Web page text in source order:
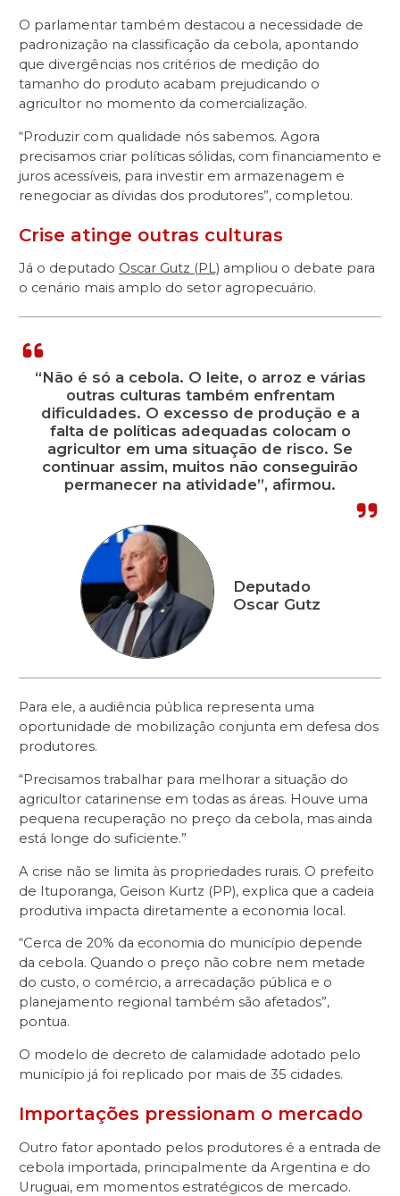
O parlamentar também destacou a necessidade de
padronização na classificação da cebola, apontando
que divergências nos critérios de medição do
tamanho do produto acabam prejudicando o
agricultor no momento da comercialização.
“Produzir com qualidade nós sabemos. Agora
precisamos criar políticas sólidas, com financiamento e
juros acessíveis, para investir em armazenagem e
renegociar as dívidas dos produtores”, completou.
Crise atinge outras culturas
Já o deputado Oscar Gutz (PL) ampliou o debate para
o cenário mais amplo do setor agropecuário.
“Não é só a cebola. O leite, o arroz e várias
outras culturas também enfrentam
dificuldades. O excesso de produção e a
falta de políticas adequadas colocam o
agricultor em uma situação de risco. Se
continuar assim, muitos não conseguirão
permanecer na atividade”, afirmou.
Deputado
Oscar Gutz
Para ele, a audiência pública representa uma
oportunidade de mobilização conjunta em defesa dos
produtores.
“Precisamos trabalhar para melhorar a situação do
agricultor catarinense em todas as áreas. Houve uma
pequena recuperação no preço da cebola, mas ainda
está longe do suficiente.”
A crise não se limita às propriedades rurais. O prefeito
de Ituporanga, Geison Kurtz (PP), explica que a cadeia
produtiva impacta diretamente a economia local.
“Cerca de 20% da economia do município depende
da cebola. Quando o preço não cobre nem metade
do custo, o comércio, a arrecadação pública e o
planejamento regional também são afetados”,
pontua.
O modelo de decreto de calamidade adotado pelo
município já foi replicado por mais de 35 cidades.
Importações pressionam o mercado
Outro fator apontado pelos produtores é a entrada de
cebola importada, principalmente da Argentina e do
Uruguai, em momentos estratégicos de mercado.